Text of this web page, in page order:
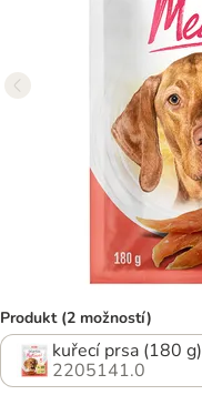
Produkt (2 možností)
kuřecí prsa (180 g)
2205141.0